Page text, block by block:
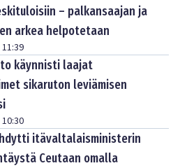
– palkansaajan ja
arkea helpotetaan
11:39
käynnisti laajat
sikaruton leviämisen
10:30
itävaltalaisministerin
Ceutaan omalla